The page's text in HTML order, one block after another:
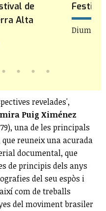
de
Alta
revelades',
Puig Ximénez
una de les principals
reuneix una acurada
documental, que
de principis dels anys
del seu espòs i
com de treballs
del moviment brasiler